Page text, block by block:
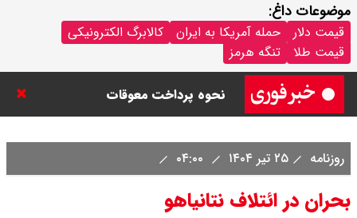
موضوعات داغ:
قیمت دلار حمله آمریکا به ایران
کالابرگ الکترونیکی
قیمت طلا
تنگه هرمز
زمان دقیق پرداخت مطالبات
بازنشستگان اعلام شد + جزییات و
نحوه پرداخت معوقات
درباره بیانیه مشترک با عمان هستیم /
روزنامه ۲۵ تیر ۱۴۰۴
بحران در ائتلاف نتانیاهو